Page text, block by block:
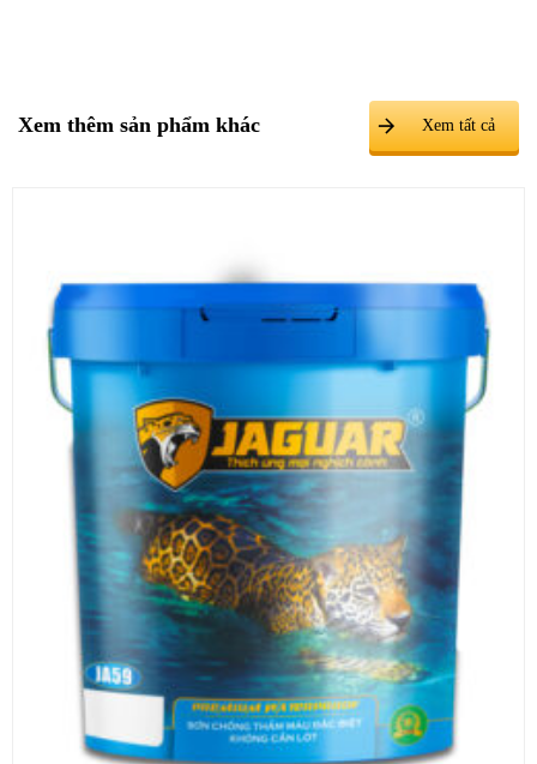
Xem thêm sản phẩm khác Xem tất cả